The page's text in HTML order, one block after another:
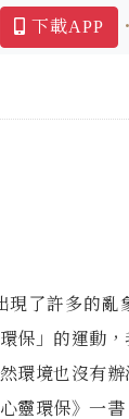
下載APP
現了許多的亂
保」的運動
環境也沒有辦
靈環保》一